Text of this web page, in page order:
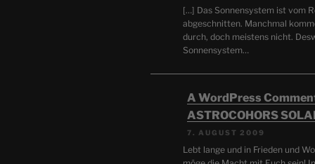
[…] Das Sonnensystem ist vom
abgeschnitten. Manchmal
durch, doch meistens nicht.
Sonnensystem…
A WordPress
ASTROCOHORS
7. AUGUST 2009
Lebt lange und in Frieden und